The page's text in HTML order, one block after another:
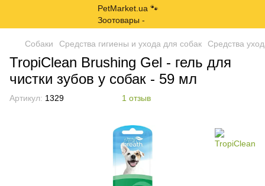
Собаки Средства гигиены и ухода для собак Средства
TropiClean Brushing Gel - гель для
чистки зубов у собак - 59 мл
Артикул: 1329 1 отзыв